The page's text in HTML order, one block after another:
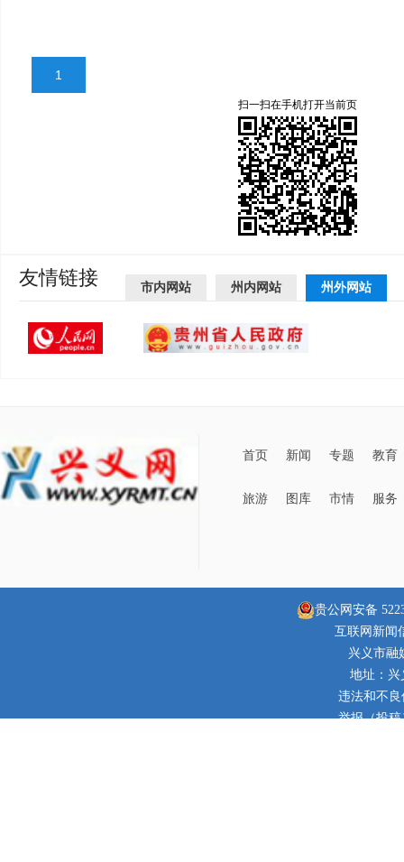
1
扫一扫在手机打开当前页
友情链接 市内网站 州内网站 州外网站
首页 新闻 专题 教育
旅游 图库 市情 服务
贵公网安备
互联网新闻
兴义市融
地址：兴
违法和不良
举报（投稿